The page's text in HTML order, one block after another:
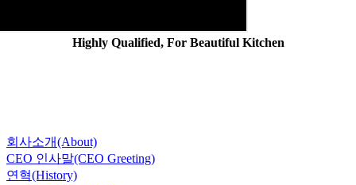
Highly Qualified, For Beautiful Kitchen
회사소개(About)
CEO 인사말(CEO Greeting)
연혁(History)